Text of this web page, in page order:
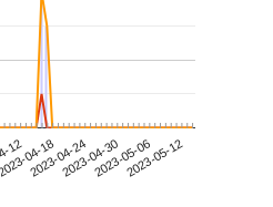
1204-18
2023-04-242023-04-302023-05-062023-05-12